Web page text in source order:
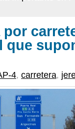
4, carretera,